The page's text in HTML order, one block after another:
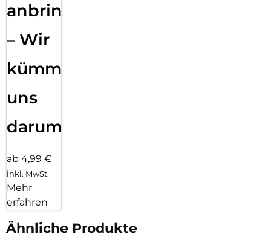
anbringen
– Wir
kümmern
uns
darum!
ab 4,99 €
inkl. MwSt.
Mehr
erfahren
Ähnliche Produkte